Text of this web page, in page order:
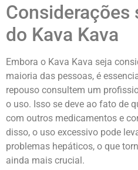
Considerações
do Kava Kava
Embora o Kava Kava seja
maioria das pessoas, é
repouso consultem um
o uso. Isso se deve ao fato de
com outros medicamentos e
disso, o uso excessivo pode
problemas hepáticos, o que
ainda mais crucial.